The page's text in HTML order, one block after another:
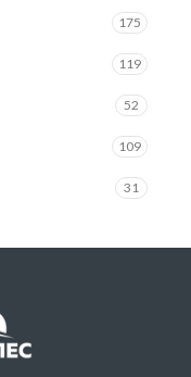
175
119
52
109
31